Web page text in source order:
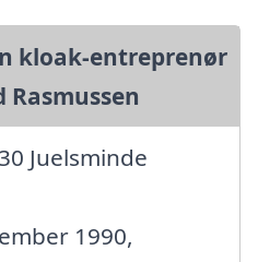
kloak-entreprenør
Juelsminde
1990,